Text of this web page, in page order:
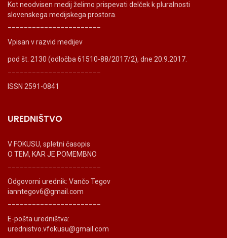
Kot neodvisen medij želimo prispevati delček k pluralnosti
slovenskega medijskega prostora.
Vpisan v razvid medijev
pod št. 2130 (odločba 61510-88/2017/2), dne 20.9.2017.
ISSN 2591-0841
UREDNIŠTVO
V FOKUSU, spletni časopis
O TEM, KAR JE POMEMBNO
Odgovorni urednik: Vančo Tegov
ianntegov6@gmail.com
E-pošta uredništva:
urednistvo.vfokusu@gmail.com